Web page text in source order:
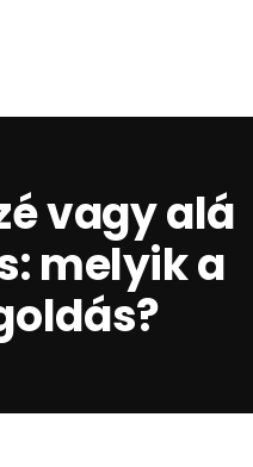
vagy alá
melyik a